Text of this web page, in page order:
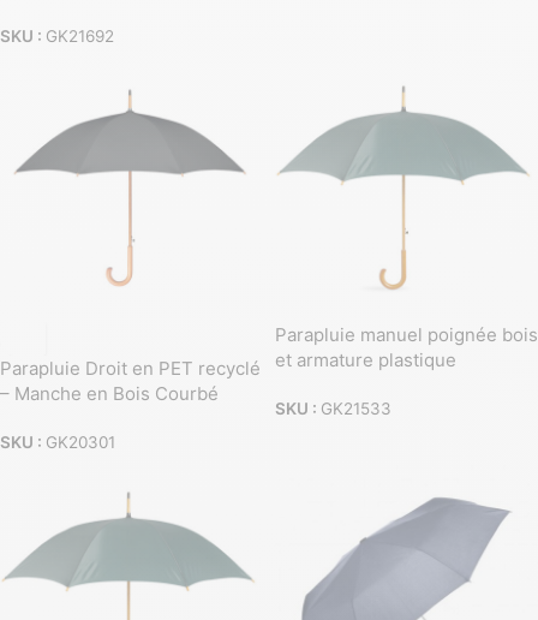
SKU : GK21692
Parapluie Droit en PET recyclé
– Manche en Bois Courbé
SKU : GK20301
Parapluie manuel poignée bois
et armature plastique
SKU : GK21533